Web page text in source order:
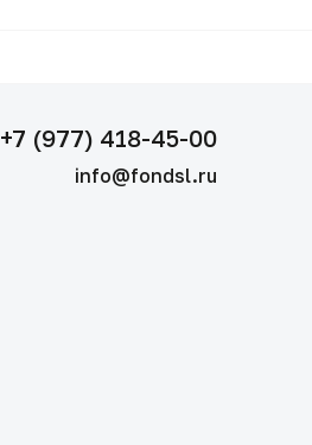
+7 (977) 418-45-00
info@fondsl.ru